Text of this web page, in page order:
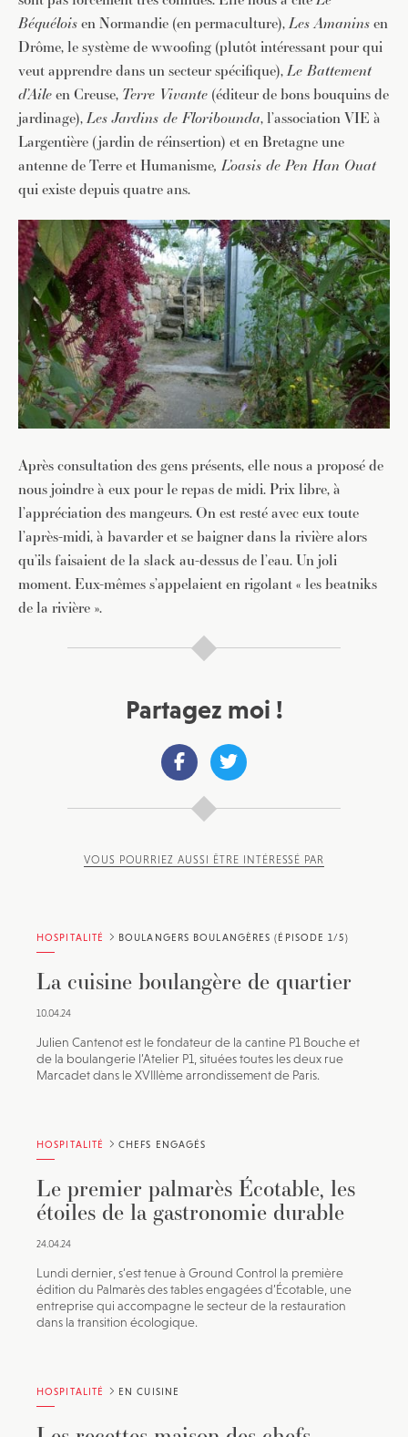
Béquéloisen Normandie (en permaculture),Les Amaninsen
Drôme, le système de wwoofing (plutôt intéressant pour qui
veut apprendre dans un secteur spécifique),Le Battement
d’Aileen Creuse, Terre Vivante (éditeur de bons bouquins de
jardinage),Les Jardins de Floribounda, l’association VIE à
Largentière (jardin de réinsertion) et en Bretagne une
antenne de Terre et Humanisme, L’oasis de Pen Han Ouat
qui existe depuis quatre ans.
Après consultation des gens présents, elle nous a proposé de
nous joindre à eux pour le repas de midi. Prix libre, à
l’appréciation des mangeurs. On est resté avec eux toute
l’après-midi, à bavarder et se baigner dans la rivière alors
qu’ils faisaient de la slack au-dessus de l’eau. Un joli
moment. Eux-mêmes s’appelaient en rigolant « les beatniks
de la rivière ».
Partagez moi !
VOUS POURRIEZ AUSSI ÊTRE INTÉRESSÉ PAR
HOSPITALITÉ BOULANGERS BOULANGÈRES (ÉPISODE 1/5)
La cuisine boulangère de quartier
10.04.24
Julien Cantenot est le fondateur de la cantine P1 Bouche et
de la boulangerie l’Atelier P1, situées toutes les deux rue
Marcadet dans le XVIIIème arrondissement de Paris.
HOSPITALITÉ CHEFS ENGAGÉS
Le premier palmarès Écotable, les
étoiles de la gastronomie durable
24.04.24
Lundi dernier, s’est tenue à Ground Control la première
édition du Palmarès des tables engagées d’Écotable, une
entreprise qui accompagne le secteur de la restauration
dans la transition écologique.
HOSPITALITÉ EN CUISINE
JE M'INSCRIS À LA NEWSLETTER
Pour recevoir toutes les deux semaines notre lettre
d’info avec une sélection d’articles …